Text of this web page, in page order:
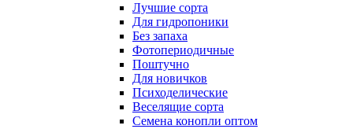
Лучшие сорта
Для гидропоники
Без запаха
Фотопериодичные
Поштучно
Для новичков
Психоделические
Веселящие сорта
Семена конопли оптом